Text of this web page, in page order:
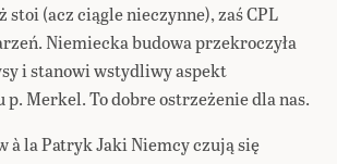
(acz ciągle nieczynne), zaś CPL
Niemiecka budowa przekroczyła
i stanowi wstydliwy aspekt
p. Merkel. To dobre ostrzeżenie dla nas.
à la Patryk Jaki Niemcy czują się